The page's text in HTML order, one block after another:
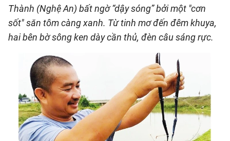
KINH TẾ
ĐÔ THỊ
VĂN HÓA - VĂN NGHỆ
QUỐC TẾ
THỂ THAO
DU LỊCH
Thành (Nghệ An) bất ngờ “dậy sóng” bởi một "cơn
sốt" săn tôm càng xanh. Từ tinh mơ đến đêm khuya,
hai bên bờ sông ken dày cần thủ, đèn câu sáng rực.